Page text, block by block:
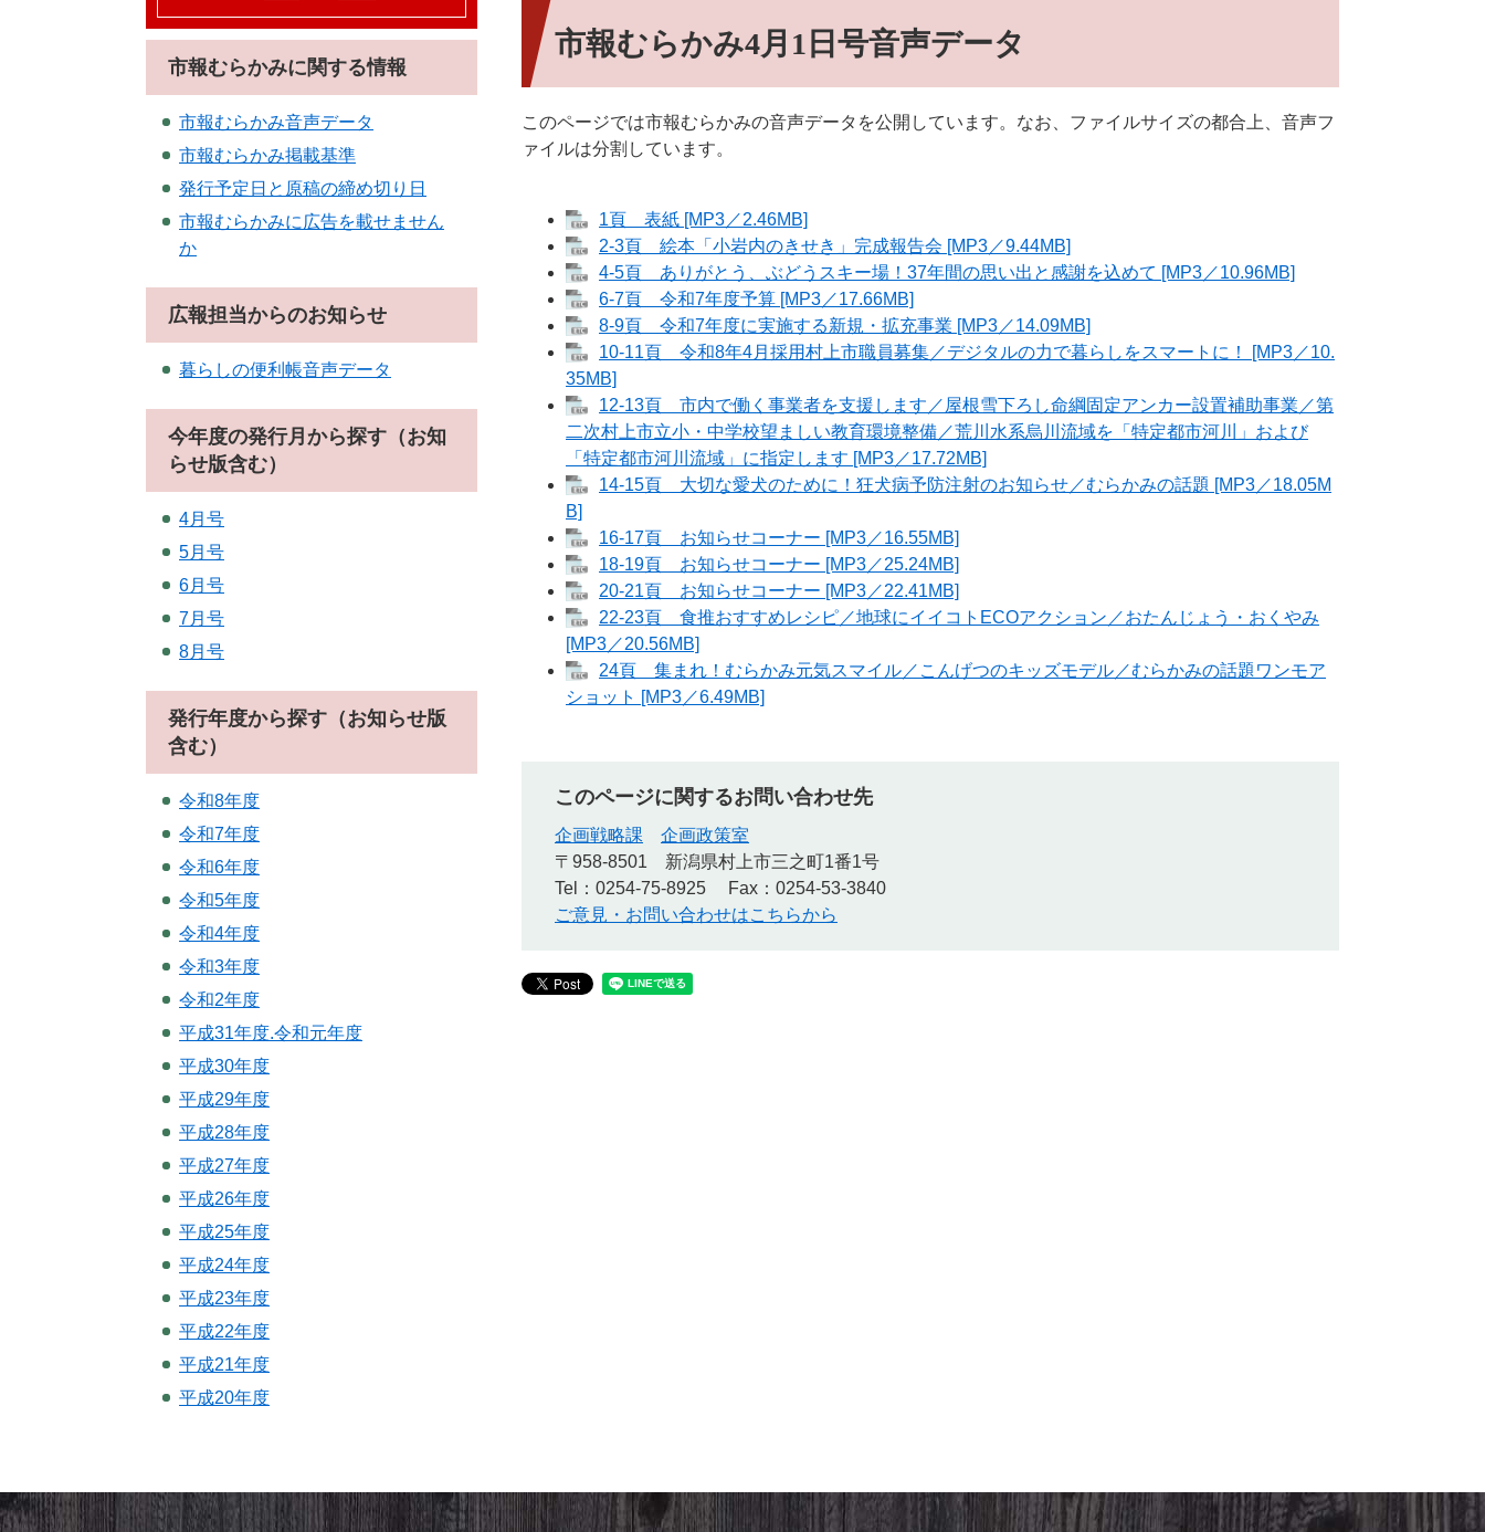
市報むらかみ4月1日号音声データ
このページでは市報むらかみの音声データを公開しています。なお、ファイルサイズの都合上、音声フ
ァイルは分割しています。
1頁 表紙 [MP3／2.46MB]
2-3頁 絵本「小岩内のきせき」完成報告会 [MP3／9.44MB]
4-5頁 ありがとう、ぶどうスキー場！37年間の思い出と感謝を込めて [MP3／10.96MB]
6-7頁 令和7年度予算 [MP3／17.66MB]
8-9頁 令和7年度に実施する新規・拡充事業 [MP3／14.09MB]
10-11頁 令和8年4月採用村上市職員募集／デジタルの力で暮らしをスマートに！ [MP3／10.
35MB]
12-13頁 市内で働く事業者を支援します／屋根雪下ろし命綱固定アンカー設置補助事業／第
二次村上市立小・中学校望ましい教育環境整備／荒川水系烏川流域を「特定都市河川」および
「特定都市河川流域」に指定します [MP3／17.72MB]
14-15頁 大切な愛犬のために！狂犬病予防注射のお知らせ／むらかみの話題 [MP3／18.05M
B]
16-17頁 お知らせコーナー [MP3／16.55MB]
18-19頁 お知らせコーナー [MP3／25.24MB]
20-21頁 お知らせコーナー [MP3／22.41MB]
22-23頁 食推おすすめレシピ／地球にイイコトECOアクション／おたんじょう・おくやみ
[MP3／20.56MB]
24頁 集まれ！むらかみ元気スマイル／こんげつのキッズモデル／むらかみの話題ワンモア
ショット [MP3／6.49MB]
このページに関するお問い合わせ先
企画戦略課
企画政策室
〒958-8501
新潟県村上市三之町1番1号
Tel：0254-75-8925
Fax：0254-53-3840
ご意見・お問い合わせはこちらから
市報むらかみに関する情報
市報むらかみ音声データ
市報むらかみ掲載基準
発行予定日と原稿の締め切り日
市報むらかみに広告を載せません
か
広報担当からのお知らせ
暮らしの便利帳音声データ
今年度の発行月から探す（お知
らせ版含む）
4月号
5月号
6月号
7月号
8月号
発行年度から探す（お知らせ版
含む）
令和8年度
令和7年度
令和6年度
令和5年度
令和4年度
令和3年度
令和2年度
平成31年度.令和元年度
平成30年度
平成29年度
平成28年度
平成27年度
平成26年度
平成25年度
平成24年度
平成23年度
平成22年度
平成21年度
平成20年度